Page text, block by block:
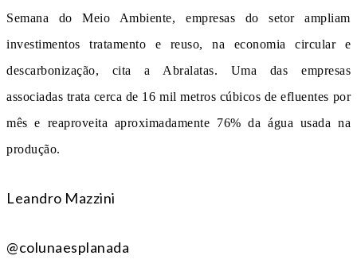
Semana do Meio Ambiente, empresas do setor ampliam
investimentos tratamento e reuso, na economia circular e
descarbonização, cita a Abralatas. Uma das empresas
associadas trata cerca de 16 mil metros cúbicos de efluentes por
mês e reaproveita aproximadamente 76% da água usada na
produção.
Leandro Mazzini
@colunaesplanada